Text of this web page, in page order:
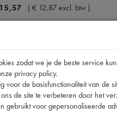
15,57 ( € 12,87excl. btw )
ACHTERSCHERM RVS
14, 57 (€12,04excl. btw)
zodat we je de beste service
privacy policy.
voor de basisfunctionaliteit van de
de site te verbeteren door het
gebruikt voor gepersonaliseerde